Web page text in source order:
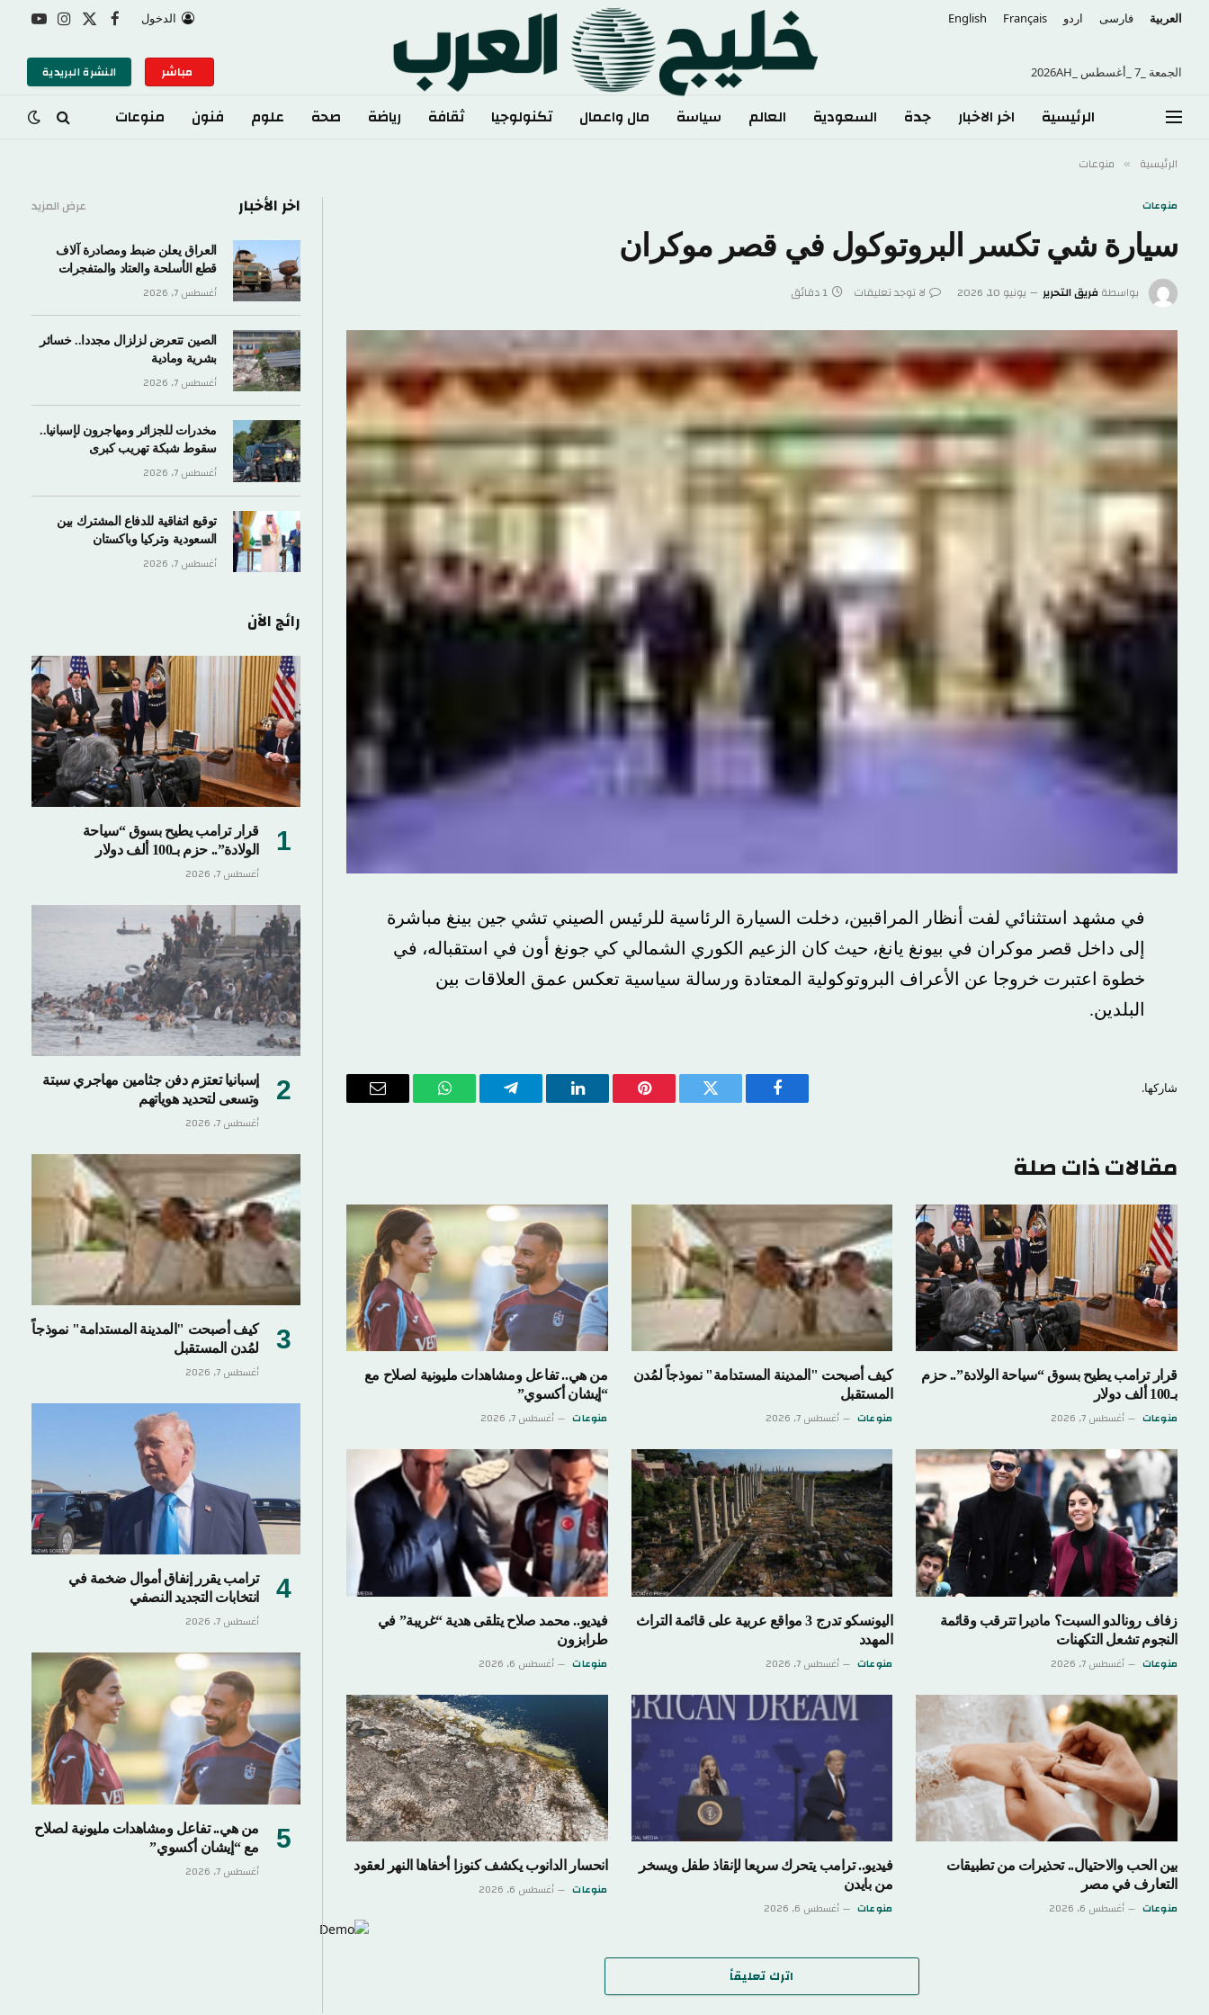
العربية فارسی اردو English Français الدخول فيسبوك
X
الانستغرام
يوتيوب
الجمعة _7 _أغسطس _2026AH مباشر النشرة البريدية
الرئيسية اخر الاخبار جدة السعودية العالم سياسة مال واعمال تكنولوجيا ثقافة رياضة صحة علوم فنون منوعات
الرئيسية » منوعات
منوعات
سيارة شي تكسر البروتوكول في قصر موكران
بواسطةفريق التحرير يونيو 10, 2026 لا توجد تعليقات 1 دقائق
في مشهد استثنائي لفت أنظار المراقبين، دخلت السيارة الرئاسية للرئيس الصيني تشي جين بينغ مباشرة
إلى داخل قصر موكران في بيونغ يانغ، حيث كان الزعيم الكوري الشمالي كي جونغ أون في استقباله، في
خطوة اعتبرت خروجا عن الأعراف البروتوكولية المعتادة ورسالة سياسية تعكس عمق العلاقات بين
البلدين.
شاركها.
فيسبوك
تويتر بينتيريستلينكدإن تيلقرام واتساب
البريد
مقالات ذات صلة
قرار ترامب يطيح بسوق “سياحة الولادة”.. حزم
بـ100 ألف دولار
منوعات أغسطس 7, 2026
كيف أصبحت "المدينة المستدامة" نموذجاً لمُدن
المستقبل
منوعات أغسطس 7, 2026
من هي.. تفاعل ومشاهدات مليونية لصلاح مع
“إيشان أكسوي”
منوعات أغسطس 7, 2026
زفاف رونالدو السبت؟ ماديرا تترقب وقائمة
النجوم تشعل التكهنات
منوعات أغسطس 7, 2026
اليونسكو تدرج 3 مواقع عربية على قائمة التراث
المهدد
منوعات أغسطس 7, 2026
فيديو.. محمد صلاح يتلقى هدية “غريبة” في
طرابزون
منوعات أغسطس 6, 2026
بين الحب والاحتيال.. تحذيرات من تطبيقات
التعارف في مصر
منوعات أغسطس 6, 2026
فيديو.. ترامب يتحرك سريعا لإنقاذ طفل ويسخر
من بايدن
منوعات أغسطس 6, 2026
انحسار الدانوب يكشف كنوزا أخفاها النهر لعقود
منوعات أغسطس 6, 2026
اترك تعليقاً
اخر الأخبار عرض المزيد
العراق يعلن ضبط ومصادرة آلاف
قطع الأسلحة والعتاد والمتفجرات
أغسطس 7, 2026
الصين تتعرض لزلزال مجددا.. خسائر
بشرية ومادية
أغسطس 7, 2026
مخدرات للجزائر ومهاجرون لإسبانيا..
سقوط شبكة تهريب كبرى
أغسطس 7, 2026
توقيع اتفاقية للدفاع المشترك بين
السعودية وتركيا وباكستان
أغسطس 7, 2026
رائج الآن
قرار ترامب يطيح بسوق “سياحة
الولادة”.. حزم بـ100 ألف دولار
أغسطس 7, 2026
إسبانيا تعتزم دفن جثامين مهاجري سبتة
وتسعى لتحديد هوياتهم
أغسطس 7, 2026
كيف أصبحت "المدينة المستدامة" نموذجاً
لمُدن المستقبل
أغسطس 7, 2026
ترامب يقرر إنفاق أموال ضخمة في
انتخابات التجديد النصفي
أغسطس 7, 2026
من هي.. تفاعل ومشاهدات مليونية لصلاح
مع “إيشان أكسوي”
أغسطس 7, 2026